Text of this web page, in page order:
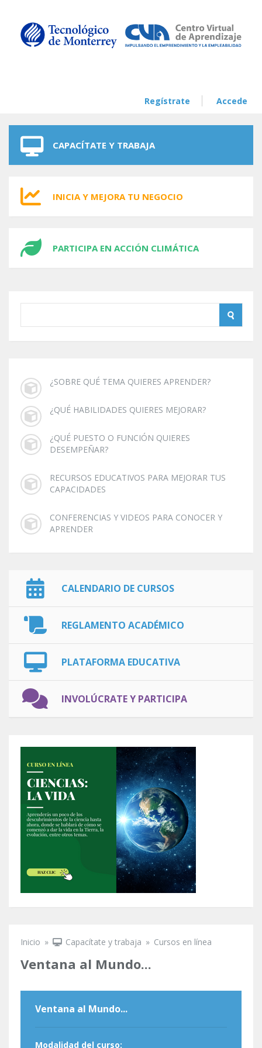
Regístrate Accede
CAPACÍTATE Y TRABAJA
INICIA Y MEJORA TU NEGOCIO
PARTICIPA EN ACCIÓN CLIMÁTICA
¿SOBRE QUÉ TEMA QUIERES APRENDER?
¿QUÉ HABILIDADES QUIERES MEJORAR?
¿QUÉ PUESTO O FUNCIÓN QUIERES
DESEMPEÑAR?
RECURSOS EDUCATIVOS PARA MEJORAR TUS
CAPACIDADES
CONFERENCIAS Y VIDEOS PARA CONOCER Y
APRENDER
CALENDARIO DE CURSOS
REGLAMENTO ACADÉMICO
PLATAFORMA EDUCATIVA
INVOLÚCRATE Y PARTICIPA
Inicio » Capacítate y trabaja » Cursos en línea
Ventana al Mundo...
Ventana al Mundo...
Modalidad del curso: